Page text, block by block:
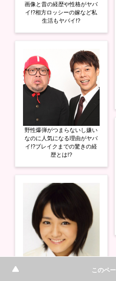
画像と昔の経歴や性格がヤバ
イ!?相方ロッシーの嫁など私
生活もヤバイ!?
野性爆弾がつまらないし嫌い
なのに人気になる理由がヤバ
イ!?ブレイクまでの驚きの経
歴とは!?
婚相手と本当の卒業理由がヤこのペ